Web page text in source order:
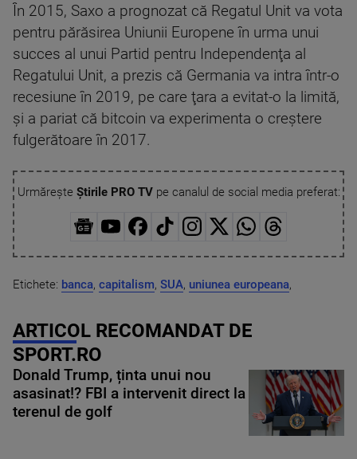
În 2015, Saxo a prognozat că Regatul Unit va vota
pentru părăsirea Uniunii Europene în urma unui
succes al unui Partid pentru Independenţa al
Regatului Unit, a prezis că Germania va intra într-o
recesiune în 2019, pe care ţara a evitat-o la limită,
şi a pariat că bitcoin va experimenta o creştere
fulgerătoare în 2017.
Urmărește Știrile PRO TVpe canalul de social media preferat:
Etichete: banca, capitalism, SUA, uniunea europeana,
ARTICOL RECOMANDAT DE
SPORT.RO
Donald Trump, ținta unui nou
asasinat!? FBI a intervenit direct la
terenul de golf